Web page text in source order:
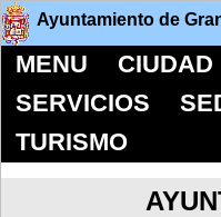
Ayuntamiento de
MENU CIUDAD
SERVICIOS
TURISMO